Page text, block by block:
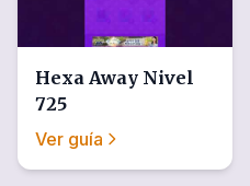
Hexa Away Nivel
725
Ver guía